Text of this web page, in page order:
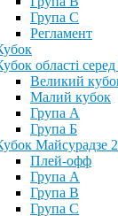
Група С
Регламент
області
Великий
Малий кубок
Група А
Група Б
Майсурадзе
Плей-офф
Група А
Група В
Група С